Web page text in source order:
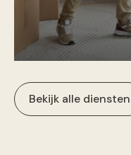
Bekijk alle diensten